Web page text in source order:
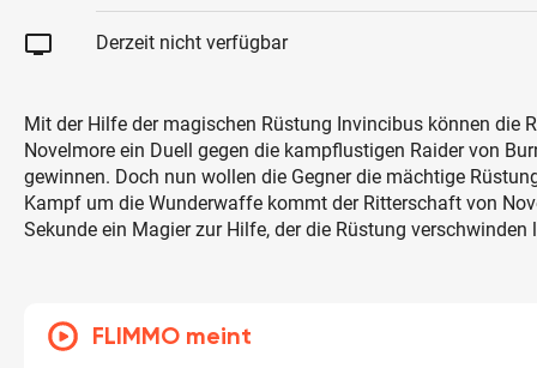
tv Derzeit nicht verfügbar
Mit der Hilfe der magischen Rüstung Invincibus können die
Novelmore ein Duell gegen die kampflustigen Raider von
gewinnen. Doch nun wollen die Gegner die mächtige
Kampf um die Wunderwaffe kommt der Ritterschaft von
Sekunde ein Magier zur Hilfe, der die Rüstung verschwinden
FLIMMO meint